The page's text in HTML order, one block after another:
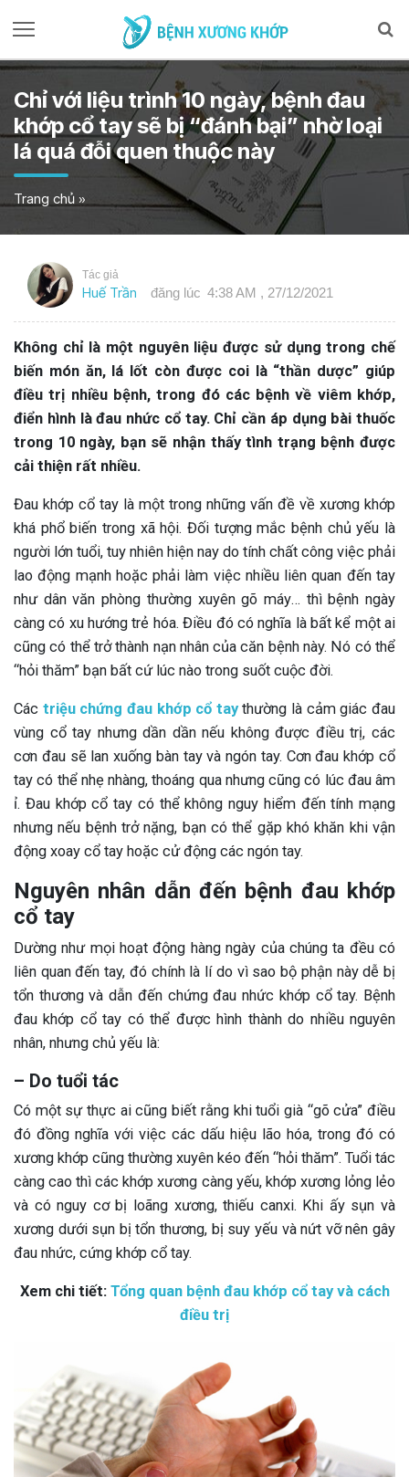
Chỉ với liệu trình 10 ngày, bệnh đau
khớp cổ tay sẽ bị “đánh bại” nhờ loại
lá quá đỗi quen thuộc này
Trang chủ »
Tác giả
Huế Trần đăng lúc 4:38 AM , 27/12/2021
Không chỉ là một nguyên liệu được sử dụng trong chế
biến món ăn, lá lốt còn được coi là “thần dược” giúp
điều trị nhiều bệnh, trong đó các bệnh về viêm khớp,
điển hình là đau nhức cổ tay. Chỉ cần áp dụng bài thuốc
trong 10 ngày, bạn sẽ nhận thấy tình trạng bệnh được
cải thiện rất nhiều.
Đau khớp cổ tay là một trong những vấn đề về xương khớp
khá phổ biến trong xã hội. Đối tượng mắc bệnh chủ yếu là
người lớn tuổi, tuy nhiên hiện nay do tính chất công việc phải
lao động mạnh hoặc phải làm việc nhiều liên quan đến tay
như dân văn phòng thường xuyên gõ máy… thì bệnh ngày
càng có xu hướng trẻ hóa. Điều đó có nghĩa là bất kể một ai
cũng có thể trở thành nạn nhân của căn bệnh này. Nó có thể
“hỏi thăm” bạn bất cứ lúc nào trong suốt cuộc đời.
Các triệu chứng đau khớp cổ taythường là cảm giác đau
vùng cổ tay nhưng dần dần nếu không được điều trị, các
cơn đau sẽ lan xuống bàn tay và ngón tay. Cơn đau khớp cổ
tay có thể nhẹ nhàng, thoáng qua nhưng cũng có lúc đau âm
ỉ. Đau khớp cổ tay có thể không nguy hiểm đến tính mạng
nhưng nếu bệnh trở nặng, bạn có thể gặp khó khăn khi vận
động xoay cổ tay hoặc cử động các ngón tay.
Nguyên nhân dẫn đến bệnh đau khớp
cổ tay
Dường như mọi hoạt động hàng ngày của chúng ta đều có
liên quan đến tay, đó chính là lí do vì sao bộ phận này dễ bị
tổn thương và dẫn đến chứng đau nhức khớp cổ tay. Bệnh
đau khớp cổ tay có thể được hình thành do nhiều nguyên
nhân, nhưng chủ yếu là:
– Do tuổi tác
Có một sự thực ai cũng biết rằng khi tuổi già “gõ cửa” điều
đó đồng nghĩa với việc các dấu hiệu lão hóa, trong đó có
xương khớp cũng thường xuyên kéo đến “hỏi thăm”. Tuổi tác
càng cao thì các khớp xương càng yếu, khớp xương lỏng lẻo
và có nguy cơ bị loãng xương, thiếu canxi. Khi ấy sụn và
xương dưới sụn bị tổn thương, bị suy yếu và nứt vỡ nên gây
đau nhức, cứng khớp cổ tay.
Xem chi tiết: Tổng quan bệnh đau khớp cổ tay và cách
điều trị